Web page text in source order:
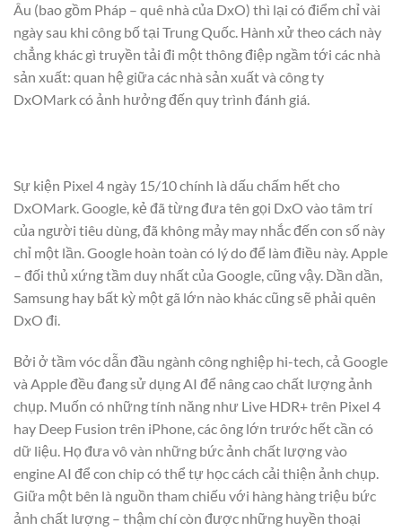
Âu (bao gồm Pháp – quê nhà của DxO) thì lại có điểm chỉ vài
ngày sau khi công bố tại Trung Quốc. Hành xử theo cách này
chẳng khác gì truyền tải đi một thông điệp ngầm tới các nhà
sản xuất: quan hệ giữa các nhà sản xuất và công ty
DxOMark có ảnh hưởng đến quy trình đánh giá.
Sự kiện Pixel 4 ngày 15/10 chính là dấu chấm hết cho
DxOMark. Google, kẻ đã từng đưa tên gọi DxO vào tâm trí
của người tiêu dùng, đã không mảy may nhắc đến con số này
chỉ một lần. Google hoàn toàn có lý do để làm điều này. Apple
– đối thủ xứng tầm duy nhất của Google, cũng vậy. Dần dần,
Samsung hay bất kỳ một gã lớn nào khác cũng sẽ phải quên
DxO đi.
Bởi ở tầm vóc dẫn đầu ngành công nghiệp hi-tech, cả Google
và Apple đều đang sử dụng AI để nâng cao chất lượng ảnh
chụp. Muốn có những tính năng như Live HDR+ trên Pixel 4
hay Deep Fusion trên iPhone, các ông lớn trước hết cần có
dữ liệu. Họ đưa vô vàn những bức ảnh chất lượng vào
engine AI để con chip có thể tự học cách cải thiện ảnh chụp.
Giữa một bên là nguồn tham chiếu với hàng hàng triệu bức
ảnh chất lượng – thậm chí còn được những huyền thoại